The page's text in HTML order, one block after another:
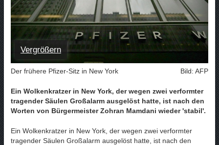
Vergrößern
Der frühere Pfizer-Sitz in New York Bild: AFP
Ein Wolkenkratzer in New York, der wegen zwei verformter
tragender Säulen Großalarm ausgelöst hatte, ist nach den
Worten von Bürgermeister Zohran Mamdani wieder 'stabil'.
Ein Wolkenkratzer in New York, der wegen zwei verformter
tragender Säulen Großalarm ausgelöst hatte, ist nach den